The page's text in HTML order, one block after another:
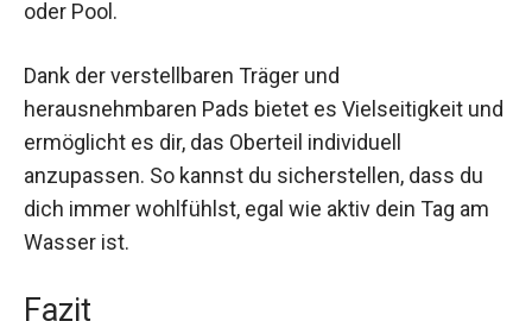
Relaxen am Strand oder Pool.
Dank der verstellbaren Träger und
herausnehmbaren Pads bietet es Vielseitigkeit
und ermöglicht es dir, das Oberteil individuell
anzupassen. So kannst du sicherstellen, dass du
dich immer wohlfühlst, egal wie aktiv dein Tag am
Wasser ist.